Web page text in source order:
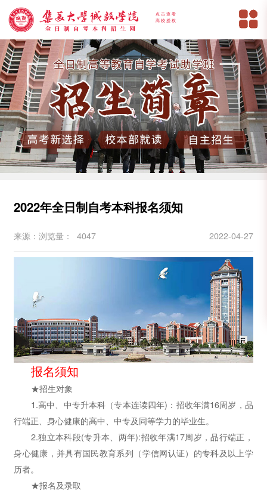
点击查看
高校授权
2022年全日制自考本科报名须知
来源：浏览量： 4047 2022-04-27
报名须知
★招生对象
1.高中、中专升本科（专本连读四年)：招收年满16周岁，品
行端正、身心健康的高中、中专及同等学力的毕业生。
2.独立本科段(专升本、两年):招收年满17周岁，品行端正，
身心健康，并具有国民教育系列（学信网认证）的专科及以上学
历者。
★报名及录取